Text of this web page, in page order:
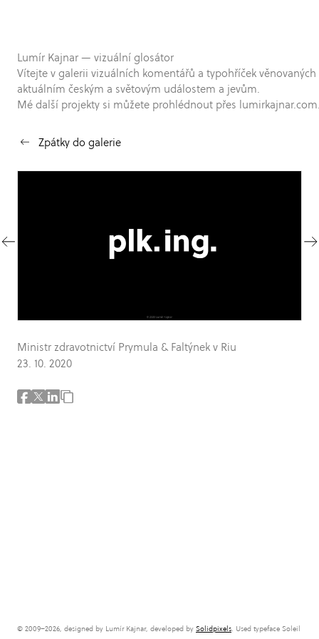
Lumír Kajnar — vizuální glosátor
Vítejte v galerii vizuálních komentářů a typohříček věnovaných
aktuálním českým a světovým událostem a jevům.
Mé další projekty si můžete prohlédnout přes
Zpátky do galerie
Ministr zdravotnictví Prymula & Faltýnek v Riu
23. 10. 2020
© 2009–2026, designed by Lumír Kajnar, developed by Solidpixels. Used typeface Soleil